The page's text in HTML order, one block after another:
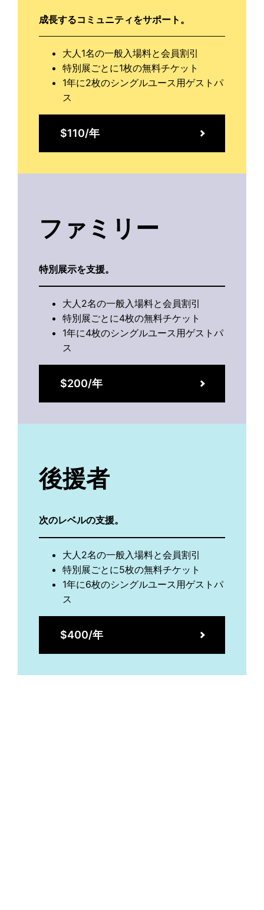
成長するコミュニティをサポート。
大人1名の一般入場料と会員割引
特別展ごとに1枚の無料チケット
1年に2枚のシングルユース用ゲストパ
ス
$110/年
ファミリー
特別展示を支援。
大人2名の一般入場料と会員割引
特別展ごとに4枚の無料チケット
1年に4枚のシングルユース用ゲストパ
ス
$200/年
後援者
次のレベルの支援。
大人2名の一般入場料と会員割引
特別展ごとに5枚の無料チケット
1年に6枚のシングルユース用ゲストパ
ス
$400/年